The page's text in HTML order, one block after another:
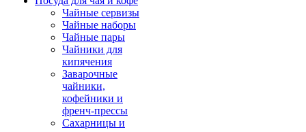
Чайные сервизы
Чайные наборы
Чайные пары
Чайники для
кипячения
Заварочные
чайники,
кофейники и
френч-прессы
Сахарницы и